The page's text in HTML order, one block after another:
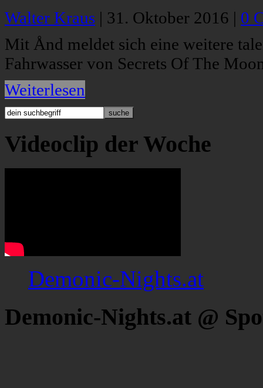
Walter Kraus | 31. Oktober 2016 | 0
Mit Ånd meldet sich eine weitere
Fahrwasser von Secrets Of The
Weiterlesen
Videoclip der Woche
Demonic-Nights.at
Demonic-Nights.at @